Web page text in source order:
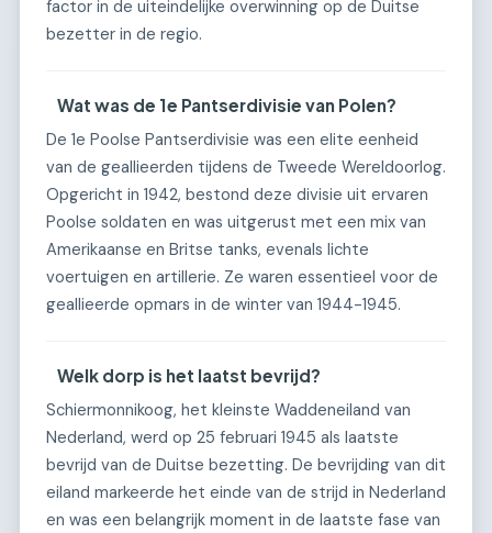
factor in de uiteindelijke overwinning op de Duitse
bezetter in de regio.
Wat was de 1e Pantserdivisie van Polen?
De 1e Poolse Pantserdivisie was een elite eenheid
van de geallieerden tijdens de Tweede Wereldoorlog.
Opgericht in 1942, bestond deze divisie uit ervaren
Poolse soldaten en was uitgerust met een mix van
Amerikaanse en Britse tanks, evenals lichte
voertuigen en artillerie. Ze waren essentieel voor de
geallieerde opmars in de winter van 1944-1945.
Welk dorp is het laatst bevrijd?
Schiermonnikoog, het kleinste Waddeneiland van
Nederland, werd op 25 februari 1945 als laatste
bevrijd van de Duitse bezetting. De bevrijding van dit
eiland markeerde het einde van de strijd in Nederland
en was een belangrijk moment in de laatste fase van